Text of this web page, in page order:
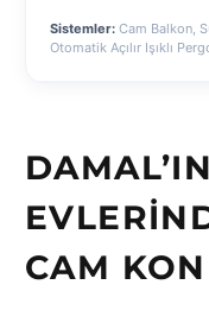
Sistemler: Cam Balkon,
Otomatik Açılır Işıklı
CAM